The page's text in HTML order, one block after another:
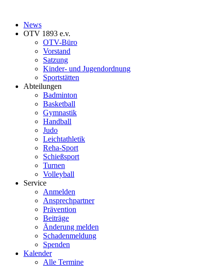
News
OTV 1893 e.v.
OTV-Büro
Vorstand
Satzung
Kinder- und Jugendordnung
Sportstätten
Abteilungen
Badminton
Basketball
Gymnastik
Handball
Judo
Leichtathletik
Reha-Sport
Schießsport
Turnen
Volleyball
Service
Anmelden
Ansprechpartner
Prävention
Beiträge
Änderung melden
Schadenmeldung
Spenden
Kalender
Alle Termine